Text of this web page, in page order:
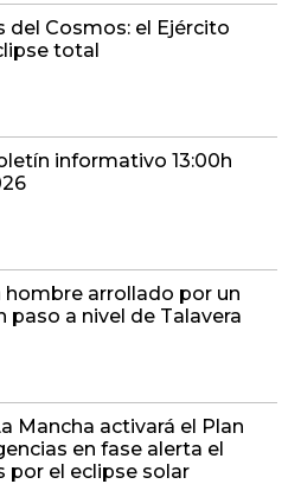
del Cosmos: el Ejército
total
informativo 13:00h
hombre arrollado por un
paso a nivel de Talavera
Mancha activará el Plan
en fase alerta el
por el eclipse solar